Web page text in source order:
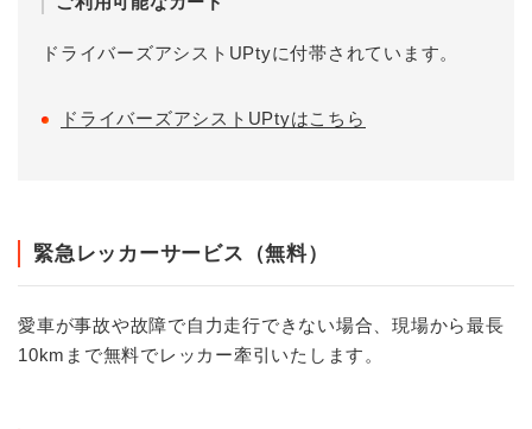
ドライバーズアシストUPtyに付帯されています。
ドライバーズアシストUPtyはこちら
緊急レッカーサービス（無料）
愛車が事故や故障で自力走行できない場合、現場から最長
10kmまで無料でレッカー牽引いたします。